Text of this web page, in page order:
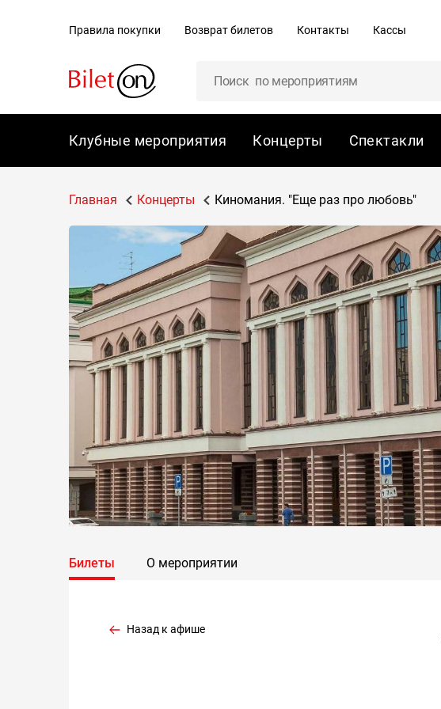
Правила покупки Возврат билетов Контакты Кассы
Клубные мероприятия Концерты Спектакли
Главная Концерты Киномания. "Еще раз про любовь"
Билеты О мероприятии
Назад к афише